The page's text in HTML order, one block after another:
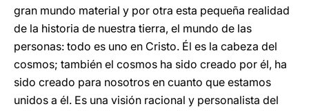
gran mundo material y por otra esta pequeña realidad
de la historia de nuestra tierra, el mundo de las
personas: todo es uno en Cristo. Él es la cabeza del
cosmos; también el cosmos ha sido creado por él, ha
sido creado para nosotros en cuanto que estamos
unidos a él. Es una visión racional y personalista del